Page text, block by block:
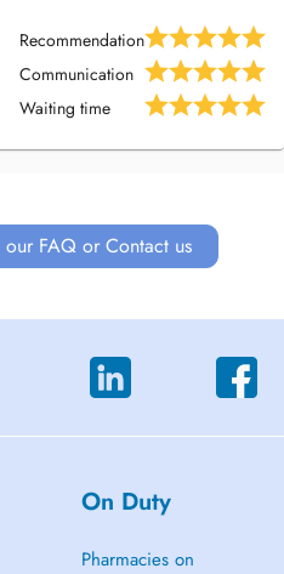
Recommendation
Communication
Waiting time
FAQ or Contact us
On Duty
Pharmacies on